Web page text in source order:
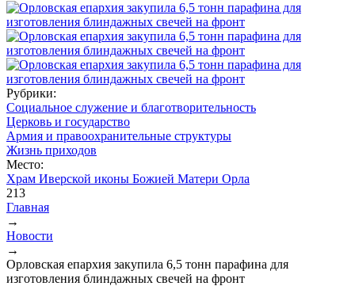
Рубрики:
Социальное служение и благотворительность
Церковь и государство
Армия и правоохранительные структуры
Жизнь приходов
Место:
Храм Иверской иконы Божией Матери Орла
213
Вы здесь
Главная
→
Новости
→
Орловская епархия закупила 6,5 тонн парафина для
изготовления блиндажных свечей на фронт